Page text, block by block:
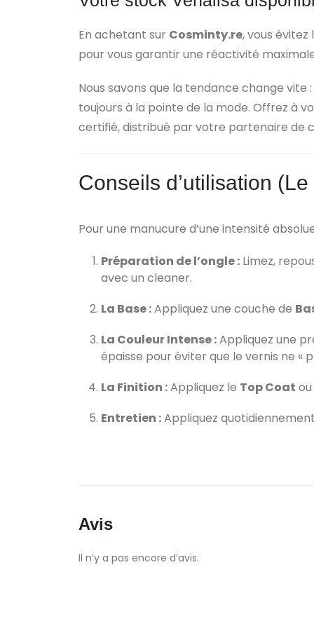
En achetant sur Cosminty.re, vous
pour vous garantir une réactivité
Nous savons que la tendance change vite
toujours à la pointe de la mode. Offrez à
certifié, distribué par votre partenaire de
Conseils d’utilisation
Pour une manucure d’une intensité
Préparation de l’ongle : Limez,
avec un cleaner.
La Base :Appliquez une couche de
La Couleur Intense :Appliquez une
épaisse pour éviter que le vernis ne «
La Finition :Appliquez le Top Coat
Entretien :Appliquez
Avis
Il n’y a pas encore d’avis.